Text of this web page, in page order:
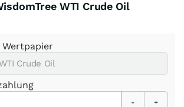
WTI Crude Oil
- +